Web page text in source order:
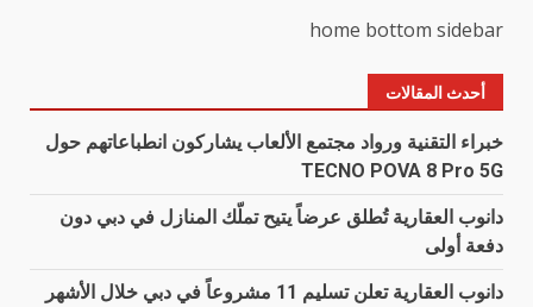
home bottom sidebar
أحدث المقالات
خبراء التقنية ورواد مجتمع الألعاب يشاركون انطباعاتهم حول
TECNO POVA 8 Pro 5G
دانوب العقارية تُطلق عرضاً يتيح تملّك المنازل في دبي دون
دفعة أولى
دانوب العقارية تعلن تسليم 11 مشروعاً في دبي خلال الأشهر